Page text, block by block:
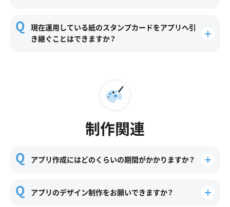
現在運用している紙のスタンプカードをアプリへ引
き継ぐことはできますか？
制作関連
アプリ作成にはどのくらいの期間がかかりますか？
アプリのデザイン制作をお願いできますか？